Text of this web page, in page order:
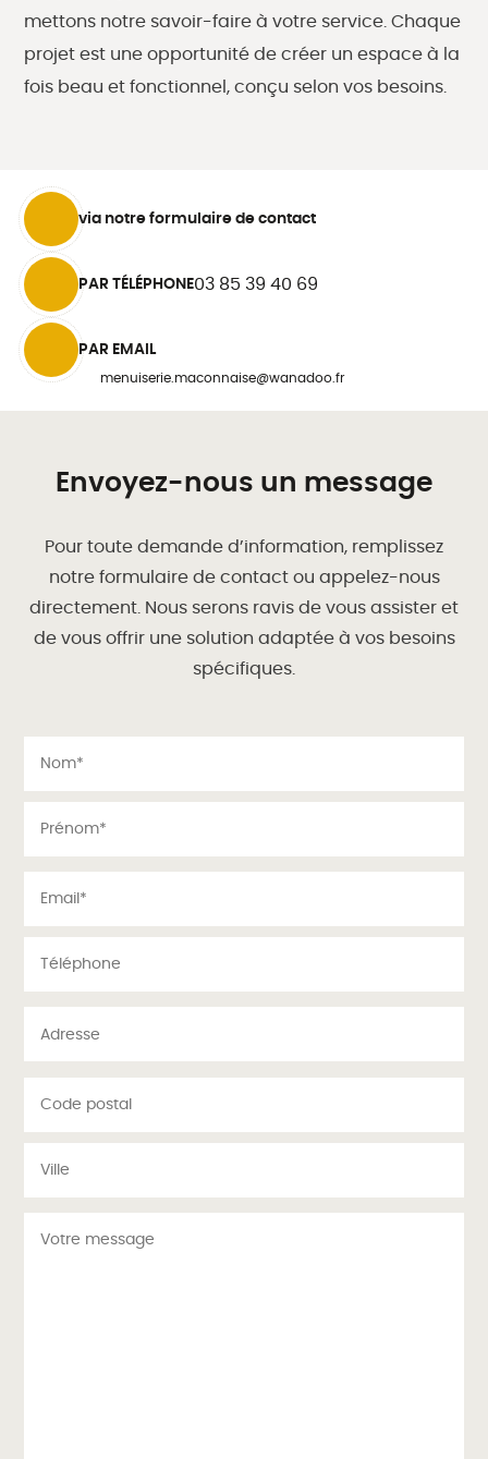
mettons notre savoir-faire à votre service. Chaque
projet est une opportunité de créer un espace à la
fois beau et fonctionnel, conçu selon vos besoins.
via notre formulaire de contact
PAR TÉLÉPHONE03 85 39 40 69
PAR EMAIL
menuiserie.maconnaise@wanadoo.fr
Envoyez-nous un message
Pour toute demande d’information, remplissez
notre formulaire de contact ou appelez-nous
directement. Nous serons ravis de vous assister et
de vous offrir une solution adaptée à vos besoins
spécifiques.